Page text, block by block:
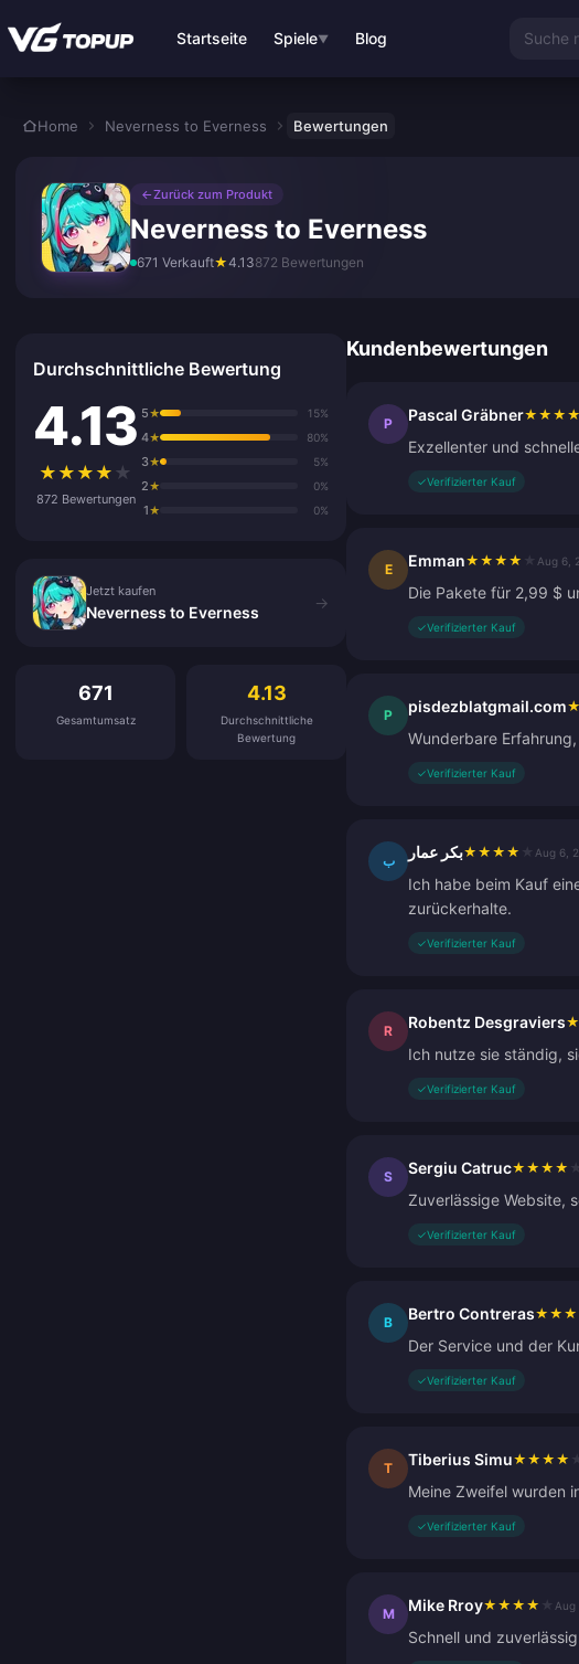
Startseite Spiele▼ Blog Suche
Home Neverness to Everness Bewertungen
←Zurück zum Produkt
Neverness to Everness
671 Verkauft★4.13872 Bewertungen
Durchschnittliche Bewertung
4.13
★ ★ ★ ★ ★
872 Bewertungen
5★ 15%
4★ 80%
3★ 5%
2★ 0%
1★ 0%
Jetzt kaufen
Neverness to Everness
→
671
Gesamtumsatz
4.13
Durchschnittliche
Bewertung
Kundenbewertungen
P Pascal Gräbner★ ★ ★ ★
Exzellenter und
✓Verifizierter Kauf
E Emman★ ★ ★ ★ Aug 6,
Die Pakete für 2,99 $
✓Verifizierter Kauf
P pisdezblatgmail.com★
Wunderbare
✓Verifizierter Kauf
ب بكر عمار★ ★ ★ ★ Aug 6,
Ich habe beim Kauf
zurückerhalte.
✓Verifizierter Kauf
R Robentz Desgraviers★
Ich nutze sie ständig,
✓Verifizierter Kauf
S Sergiu Catruc★ ★ ★ ★
Zuverlässige Website,
✓Verifizierter Kauf
B Bertro Contreras★ ★ ★
Der Service und der
✓Verifizierter Kauf
T Tiberius Simu★ ★ ★ ★
Meine Zweifel wurden
✓Verifizierter Kauf
M Mike Rroy★ ★ ★ ★ Aug
Schnell und